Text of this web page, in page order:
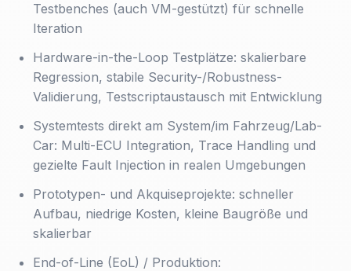
Testbenches (auch VM-gestützt) für schnelle
Iteration
Hardware-in-the-Loop Testplätze: skalierbare
Regression, stabile Security-/Robustness-
Validierung, Testscriptaustausch mit Entwicklung
Systemtests direkt am System/im Fahrzeug/Lab-
Car: Multi-ECU Integration, Trace Handling und
gezielte Fault Injection in realen Umgebungen
Prototypen- und Akquiseprojekte: schneller
Aufbau, niedrige Kosten, kleine Baugröße und
skalierbar
End-of-Line (EoL) / Produktion: